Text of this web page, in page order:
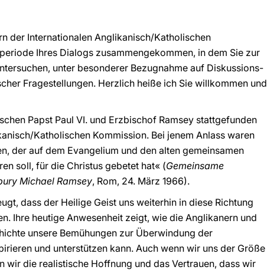
der Internationalen Anglikanisch/Katholischen
Ihres Dialogs zusammengekommen, in dem Sie zur
unter besonderer Bezugnahme auf Diskussions-
Fragestellungen. Herzlich heiße ich Sie willkommen und
Papst Paul VI. und Erzbischof Ramsey stattgefunden
Katholischen Kommission. Bei jenem Anlass waren
der auf dem Evangelium und den alten gemeinsamen
soll, für die Christus gebetet hat« (Gemeinsame
Michael Ramsey, Rom, 24. März 1966).
dass der Heilige Geist uns weiterhin in diese Richtung
Ihre heutige Anwesenheit zeigt, wie die Anglikanern und
unsere Bemühungen zur Überwindung der
und unterstützen kann. Auch wenn wir uns der Größe
die realistische Hoffnung und das Vertrauen, dass wir